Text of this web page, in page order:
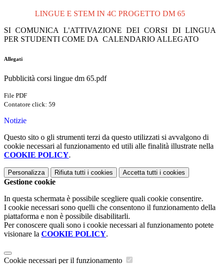
LINGUE E STEM IN 4C PROGETTO DM 65
SI COMUNICA L'ATTIVAZIONE DEI CORSI DI LINGUA
PER STUDENTI COME DA CALENDARIO ALLEGATO
Allegati
Pubblicità corsi lingue dm 65.pdf
File PDF
Contatore click: 59
Notizie
Questo sito o gli strumenti terzi da questo utilizzati si avvalgono di
cookie necessari al funzionamento ed utili alle finalità illustrate nella
COOKIE POLICY.
Personalizza Rifiuta tutti i cookies Accetta tutti i cookies
Gestione cookie
In questa schermata è possibile scegliere quali cookie consentire.
I cookie necessari sono quelli che consentono il funzionamento della
piattaforma e non è possibile disabilitarli.
Per conoscere quali sono i cookie necessari al funzionamento potete
visionare la COOKIE POLICY.
Cookie necessari per il funzionamento